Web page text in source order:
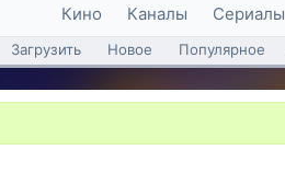
Кино Каналы Сериалы
Загрузить Новое Популярное